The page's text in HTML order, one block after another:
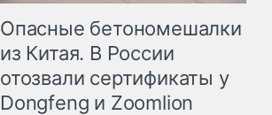
Опасные бетономешалки
из Китая. В России
отозвали сертификаты у
Dongfeng и Zoomlion